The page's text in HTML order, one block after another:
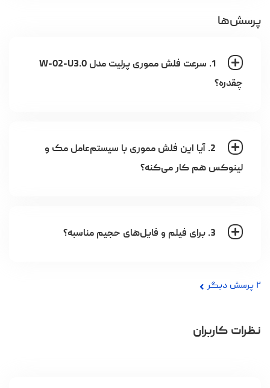
پرسش‌ها
1. سرعت فلش مموری پرلیت مدل W-02-U3.0
چقدره؟
2. آیا این فلش مموری با سیستم‌عامل مک و
لینوکس هم کار می‌کنه؟
3. برای فیلم و فایل‌های حجیم مناسبه؟
۲ پرسش دیگر
نظرات کاربران